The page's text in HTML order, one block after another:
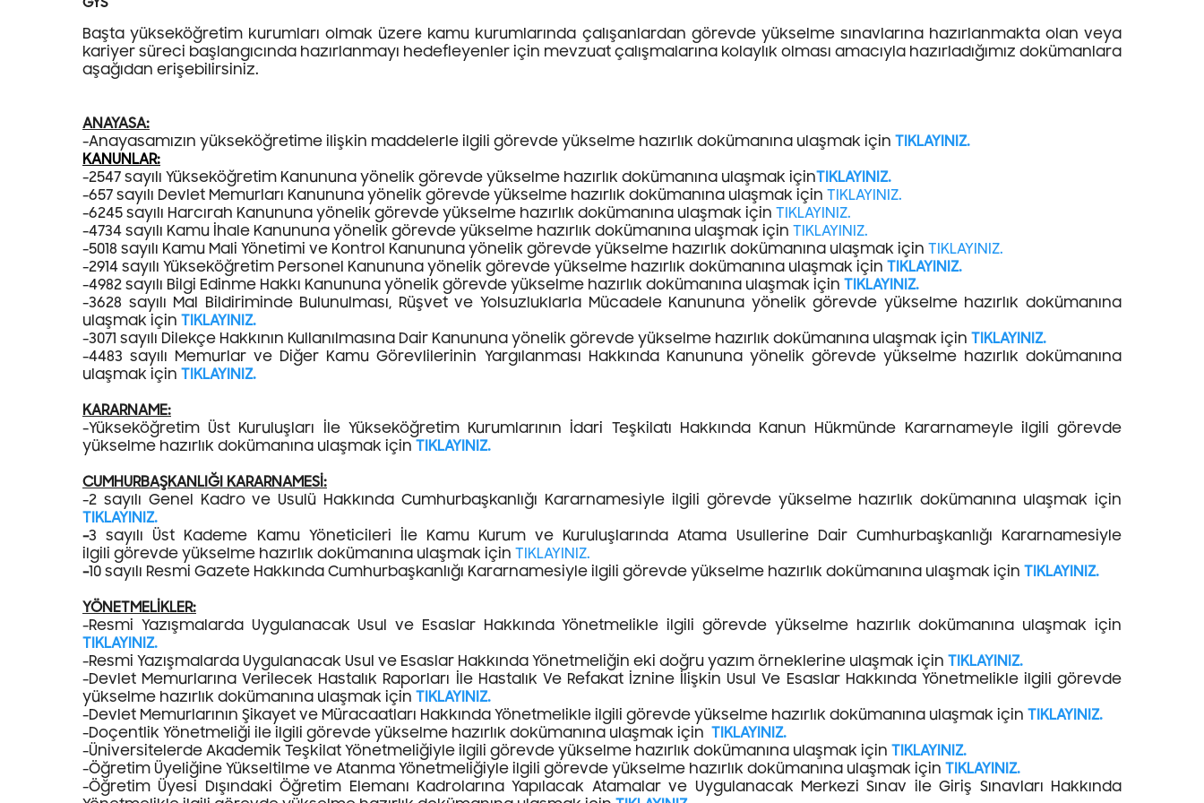
Başta yükseköğretim kurumları olmak üzere kamu kurumlarında çalışanlardan görevde yükselme sınavlarına hazırlanmakta olan veya
kariyer süreci başlangıcında hazırlanmayı hedefleyenler için mevzuat çalışmalarına kolaylık olması amacıyla hazırladığımız dokümanlara
aşağıdan erişebilirsiniz.
ANAYASA:
-Anayasamızın yükseköğretime ilişkin maddelerle ilgili görevde yükselme hazırlık dokümanına ulaşmak için TIKLAYINIZ.
KANUNLAR:
-2547 sayılı Yükseköğretim Kanununa yönelik görevde yükselme hazırlık dokümanına ulaşmak içinTIKLAYINIZ.
-657 sayılı Devlet Memurları Kanununa yönelik görevde yükselme hazırlık dokümanına ulaşmak için TIKLAYINIZ.
-6245 sayılı Harcırah Kanununa yönelik görevde yükselme hazırlık dokümanına ulaşmak için TIKLAYINIZ.
-4734 sayılı Kamu İhale Kanununa yönelik görevde yükselme hazırlık dokümanına ulaşmak için TIKLAYINIZ.
-5018 sayılı Kamu Mali Yönetimi ve Kontrol Kanununa yönelik görevde yükselme hazırlık dokümanına ulaşmak için TIKLAYINIZ.
-2914 sayılı Yükseköğretim Personel Kanununa yönelik görevde yükselme hazırlık dokümanına ulaşmak için TIKLAYINIZ.
-4982 sayılı Bilgi Edinme Hakkı Kanununa yönelik görevde yükselme hazırlık dokümanına ulaşmak için TIKLAYINIZ.
-3628 sayılı Mal Bildiriminde Bulunulması, Rüşvet ve Yolsuzluklarla Mücadele Kanununa yönelik görevde yükselme hazırlık dokümanına
ulaşmak için TIKLAYINIZ.
-3071 sayılı Dilekçe Hakkının Kullanılmasına Dair Kanununa yönelik görevde yükselme hazırlık dokümanına ulaşmak için TIKLAYINIZ.
-4483 sayılı Memurlar ve Diğer Kamu Görevlilerinin Yargılanması Hakkında Kanununa yönelik görevde yükselme hazırlık dokümanına
ulaşmak için TIKLAYINIZ.
KARARNAME:
-Yükseköğretim Üst Kuruluşları İle Yükseköğretim Kurumlarının İdari Teşkilatı Hakkında Kanun Hükmünde Kararnameyle ilgili görevde
yükselme hazırlık dokümanına ulaşmak için TIKLAYINIZ.
CUMHURBAŞKANLIĞI KARARNAMESİ:
-2 sayılı Genel Kadro ve Usulü Hakkında Cumhurbaşkanlığı Kararnamesiyle ilgili görevde yükselme hazırlık dokümanına ulaşmak için
TIKLAYINIZ.
-3 sayılı Üst Kademe Kamu Yöneticileri İle Kamu Kurum ve Kuruluşlarında Atama Usullerine Dair Cumhurbaşkanlığı Kararnamesiyle
ilgili görevde yükselme hazırlık dokümanına ulaşmak için TIKLAYINIZ.
-10 sayılı Resmi Gazete Hakkında Cumhurbaşkanlığı Kararnamesiyle ilgili görevde yükselme hazırlık dokümanına ulaşmak için TIKLAYINIZ.
YÖNETMELİKLER:
-Resmi Yazışmalarda Uygulanacak Usul ve Esaslar Hakkında Yönetmelikle ilgili görevde yükselme hazırlık dokümanına ulaşmak için
TIKLAYINIZ.
-Resmi Yazışmalarda Uygulanacak Usul ve Esaslar Hakkında Yönetmeliğin eki doğru yazım örneklerine ulaşmak için TIKLAYINIZ.
-Devlet Memurlarına Verilecek Hastalık Raporları İle Hastalık Ve Refakat İznine İlişkin Usul Ve Esaslar Hakkında Yönetmelikle ilgili görevde
yükselme hazırlık dokümanına ulaşmak için TIKLAYINIZ.
-Devlet Memurlarının Şikayet ve Müracaatları Hakkında Yönetmelikle ilgili görevde yükselme hazırlık dokümanına ulaşmak için TIKLAYINIZ.
-Doçentlik Yönetmeliği ile ilgili görevde yükselme hazırlık dokümanına ulaşmak için TIKLAYINIZ.
-Üniversitelerde Akademik Teşkilat Yönetmeliğiyle ilgili görevde yükselme hazırlık dokümanına ulaşmak için TIKLAYINIZ.
-Öğretim Üyeliğine Yükseltilme ve Atanma Yönetmeliğiyle ilgili görevde yükselme hazırlık dokümanına ulaşmak için TIKLAYINIZ.
-Öğretim Üyesi Dışındaki Öğretim Elemanı Kadrolarına Yapılacak Atamalar ve Uygulanacak Merkezi Sınav ile Giriş Sınavları Hakkında